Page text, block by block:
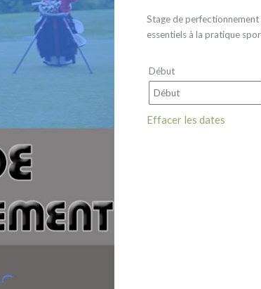
Stage de
essentiels à la pratique
Début
Effacer les dates